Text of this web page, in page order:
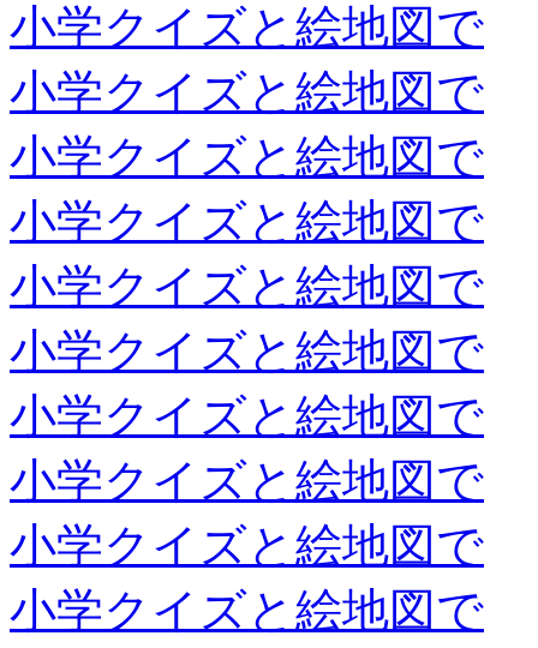
小学クイズと絵地図で
小学クイズと絵地図で
小学クイズと絵地図で
小学クイズと絵地図で
小学クイズと絵地図で
小学クイズと絵地図で
小学クイズと絵地図で
小学クイズと絵地図で
小学クイズと絵地図で
小学クイズと絵地図で